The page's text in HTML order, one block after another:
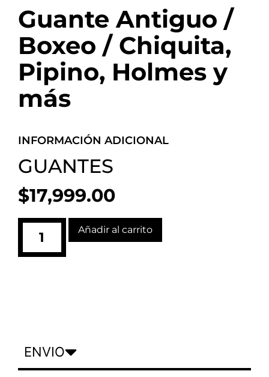
Guante Antiguo /
Boxeo / Chiquita,
Pipino, Holmes y
más
INFORMACIÓN ADICIONAL
GUANTES
$17,999.00
Añadir al carrito
ENVIO